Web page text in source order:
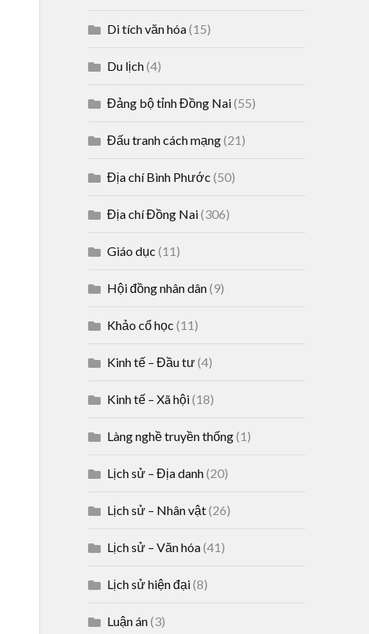
Di tích văn hóa(15)
Du lịch(4)
Đảng bộ tỉnh Đồng Nai(55)
Đấu tranh cách mạng(21)
Địa chí Bình Phước (50)
Địa chí Đồng Nai(306)
Giáo dục (11)
Hội đồng nhân dân(9)
Khảo cổ học (11)
Kinh tế – Đầu tư(4)
Kinh tế – Xã hội(18)
Làng nghề truyền thống(1)
Lịch sử – Địa danh(20)
Lịch sử – Nhân vật(26)
Lịch sử – Văn hóa(41)
Lịch sử hiện đại(8)
Luận án(3)